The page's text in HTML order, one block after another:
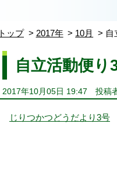
トップ 2017年 10月 自
自立活動便り
2017年10月05日 19:47 投稿
じりつかつどうだより3号